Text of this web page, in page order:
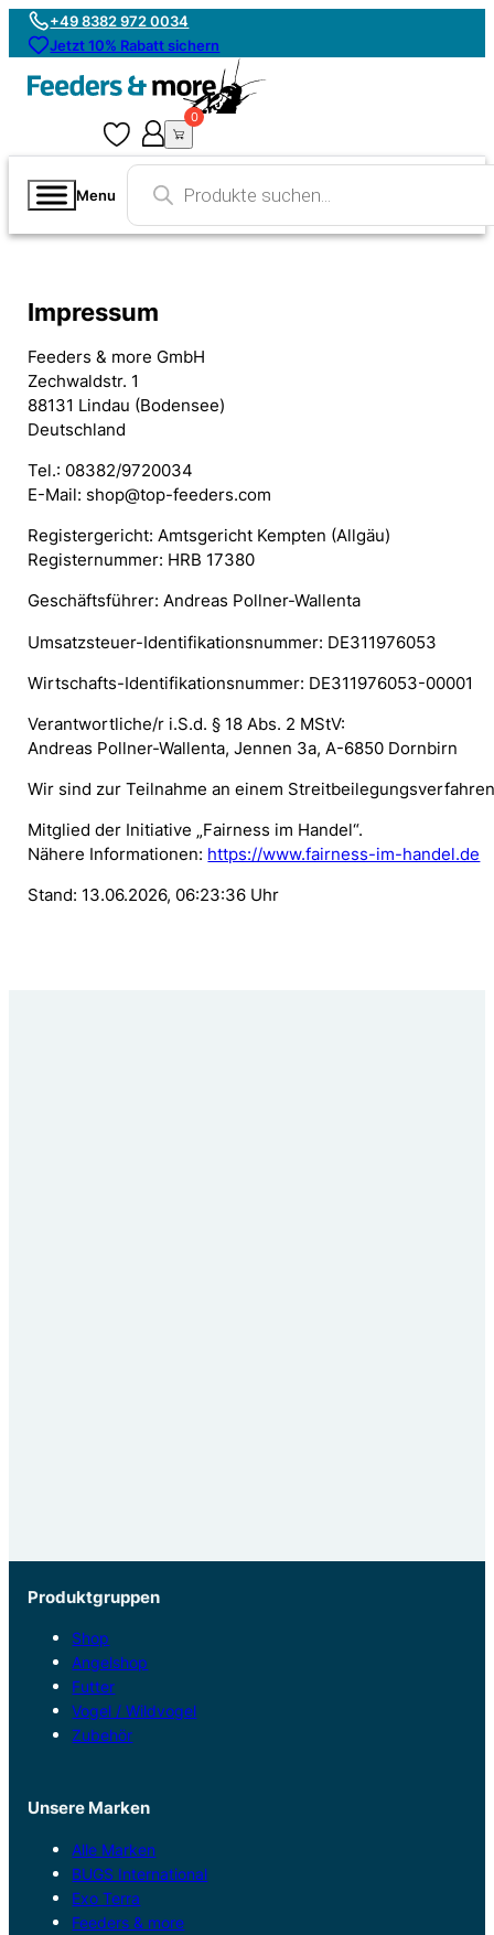
+49 8382 972 0034
Jetzt 10% Rabatt sichern
0
Menu
Products
search
Impressum
Feeders & more GmbH
Zechwaldstr. 1
88131 Lindau (Bodensee)
Deutschland
Tel.: 08382/9720034
E-Mail: shop@top-feeders.com
Registergericht: Amtsgericht Kempten (Allgäu)
Registernummer: HRB 17380
Geschäftsführer: Andreas Pollner-Wallenta
Umsatzsteuer-Identifikationsnummer: DE311976053
Wirtschafts-Identifikationsnummer: DE311976053-00001
Verantwortliche/r i.S.d. § 18 Abs. 2 MStV:
Andreas Pollner-Wallenta, Jennen 3a, A-6850 Dornbirn
Wir sind zur Teilnahme an einem
Mitglied der Initiative „Fairness im Handel“.
Nähere Informationen: https://www.fairness-im-handel.de
Stand: 13.06.2026, 06:23:36 Uhr
Produktgruppen
Shop
Angelshop
Futter
Vogel / Wildvogel
Zubehör
Unsere Marken
Alle Marken
BUGS International
Exo Terra
Feeders & more